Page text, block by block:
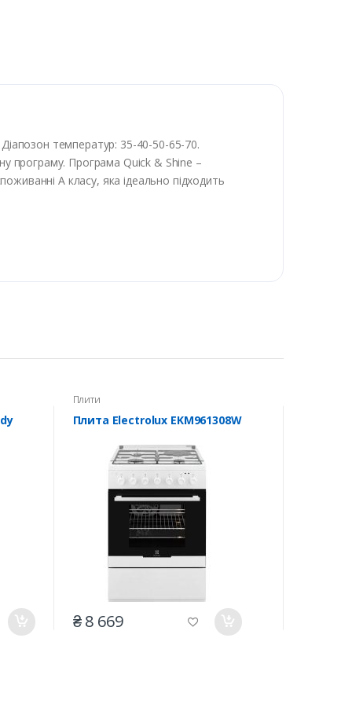
температур: 35-40-50-65-70.
програму. Програма Quick & Shine –
A класу, яка ідеально підходить
Плити
Плита Electrolux EKM961308W
₴ 8 669